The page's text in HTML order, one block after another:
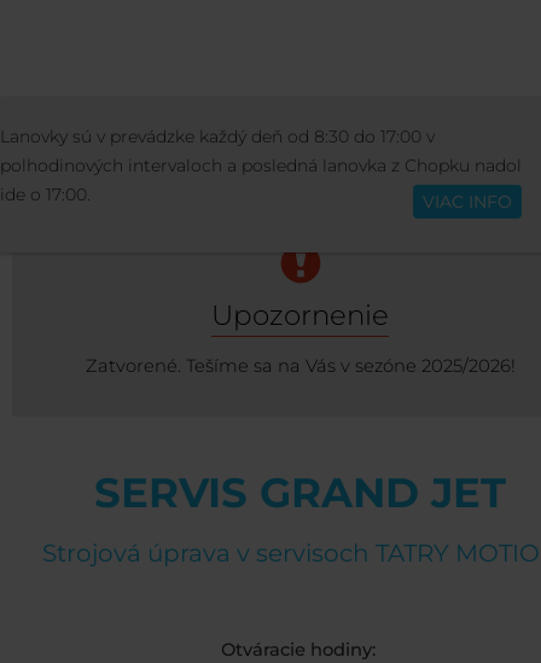
Slovenčina
SKI SCHOOL & RENTAL SERVIS
Upozornenie
Zatvorené. Tešíme sa na Vás v sezóne 2025/2026!
SERVIS GRAND JET
Strojová úprava v servisoch TATRY
Otváracie hodiny:
Lanovky sú v prevádzke každý deň od 8:30 do 17:00 v
polhodinových intervaloch a posledná lanovka z Chopku nadol
ide o 17:00.
VIAC INFO